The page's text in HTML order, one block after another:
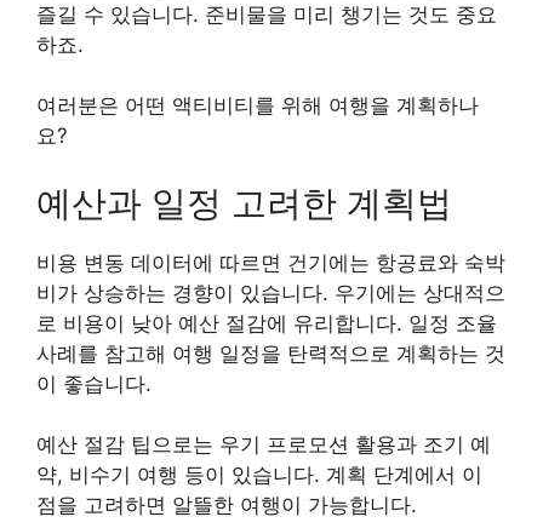
즐길 수 있습니다. 준비물을 미리 챙기는 것도 중요
하죠.
여러분은 어떤 액티비티를 위해 여행을 계획하나
요?
예산과 일정 고려한 계획법
비용 변동 데이터에 따르면 건기에는 항공료와 숙박
비가 상승하는 경향이 있습니다. 우기에는 상대적으
로 비용이 낮아 예산 절감에 유리합니다. 일정 조율
사례를 참고해 여행 일정을 탄력적으로 계획하는 것
이 좋습니다.
예산 절감 팁으로는 우기 프로모션 활용과 조기 예
약, 비수기 여행 등이 있습니다. 계획 단계에서 이
점을 고려하면 알뜰한 여행이 가능합니다.